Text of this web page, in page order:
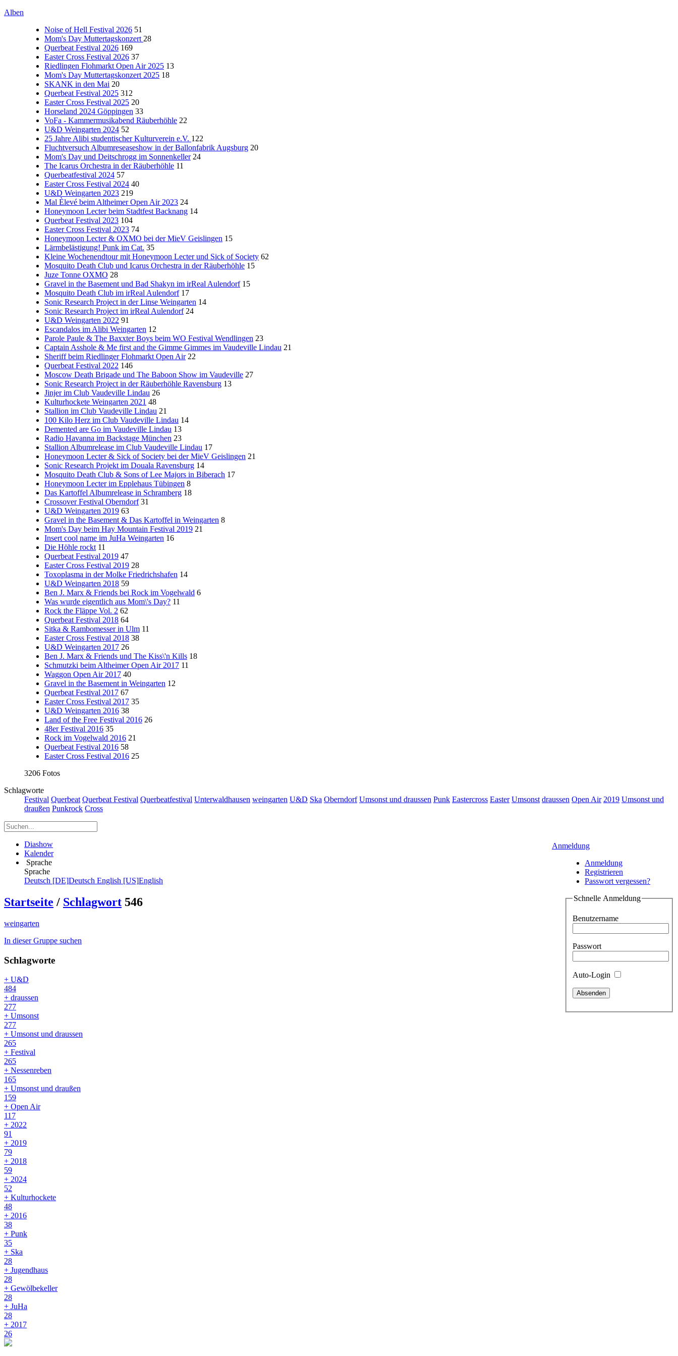
Alben
Noise of Hell Festival 2026 51
Mom's Day Muttertagskonzert 28
Querbeat Festival 2026 169
Easter Cross Festival 2026 37
Riedlingen Flohmarkt Open Air 2025 13
Mom's Day Muttertagskonzert 2025 18
SKANK in den Mai 20
Querbeat Festival 2025 312
Easter Cross Festival 2025 20
Horseland 2024 Göppingen 33
VoFa - Kammermusikabend Räuberhöhle 22
U&D Weingarten 2024 52
25 Jahre Alibi studentischer Kulturverein e.V. 122
Fluchtversuch Albumreseaseshow in der Ballonfabrik Augsburg 20
Mom's Day und Deitschrogg im Sonnenkeller 24
The Icarus Orchestra in der Räuberhöhle 11
Querbeatfestival 2024 57
Easter Cross Festival 2024 40
U&D Weingarten 2023 219
Mal Èlevé beim Altheimer Open Air 2023 24
Honeymoon Lecter beim Stadtfest Backnang 14
Querbeat Festival 2023 104
Easter Cross Festival 2023 74
Honeymoon Lecter & OXMO bei der MieV Geislingen 15
Lärmbelästigung! Punk im Cat. 35
Kleine Wochenendtour mit Honeymoon Lecter und Sick of Society 62
Mosquito Death Club und Icarus Orchestra in der Räuberhöhle 15
Juze Tonne OXMO 28
Gravel in the Basement und Bad Shakyn im irReal Aulendorf 15
Mosquito Death Club im irReal Aulendorf 17
Sonic Research Project in der Linse Weingarten 14
Sonic Research Project im irReal Aulendorf 24
U&D Weingarten 2022 91
Escandalos im Alibi Weingarten 12
Parole Paule & The Baxxter Boys beim WO Festival Wendlingen 23
Captain Asshole & Me first and the Gimme Gimmes im Vaudeville Lindau 21
Sheriff beim Riedlinger Flohmarkt Open Air 22
Querbeat Festival 2022 146
Moscow Death Brigade und The Baboon Show im Vaudeville 27
Sonic Research Project in der Räuberhöhle Ravensburg 13
Jinjer im Club Vaudeville Lindau 26
Kulturhockete Weingarten 2021 48
Stallion im Club Vaudeville Lindau 21
100 Kilo Herz im Club Vaudeville Lindau 14
Demented are Go im Vaudeville Lindau 13
Radio Havanna im Backstage München 23
Stallion Albumrelease im Club Vaudeville Lindau 17
Honeymoon Lecter & Sick of Society bei der MieV Geislingen 21
Sonic Research Projekt im Douala Ravensburg 14
Mosquito Death Club & Sons of Lee Majors in Biberach 17
Honeymoon Lecter im Epplehaus Tübingen 8
Das Kartoffel Albumrelease in Schramberg 18
Crossover Festival Oberndorf 31
U&D Weingarten 2019 63
Gravel in the Basement & Das Kartoffel in Weingarten 8
Mom's Day beim Hay Mountain Festival 2019 21
Insert cool name im JuHa Weingarten 16
Die Höhle rockt 11
Querbeat Festival 2019 47
Easter Cross Festival 2019 28
Toxoplasma in der Molke Friedrichshafen 14
U&D Weingarten 2018 59
Ben J. Marx & Friends bei Rock im Vogelwald 6
Was wurde eigentlich aus Mom\'s Day? 11
Rock the Fläppe Vol. 2 62
Querbeat Festival 2018 64
Sitka & Rambomesser in Ulm 11
Easter Cross Festival 2018 38
U&D Weingarten 2017 26
Ben J. Marx & Friends und The Kiss\'n Kills 18
Schmutzki beim Altheimer Open Air 2017 11
Waggon Open Air 2017 40
Gravel in the Basement in Weingarten 12
Querbeat Festival 2017 67
Easter Cross Festival 2017 35
U&D Weingarten 2016 38
Land of the Free Festival 2016 26
48er Festival 2016 35
Rock im Vogelwald 2016 21
Querbeat Festival 2016 58
Easter Cross Festival 2016 25
3206 Fotos
Schlagworte
Festival Querbeat Querbeat Festival Querbeatfestival Unterwaldhausen weingarten U&D Ska Oberndorf Umsonst und draussen Punk Eastercross Easter Umsonst draussen Open Air 2019 Umsonst und
draußen Punkrock Cross
Anmeldung
Anmeldung
Registrieren
Passwort vergessen?
Schnelle Anmeldung
Benutzername
Passwort
Auto-Login
Diashow
Kalender
Sprache
Sprache
Deutsch [DE]Deutsch English [US]English
Startseite / Schlagwort 546
weingarten
In dieser Gruppe suchen
Schlagworte
+ U&D
484
+ draussen
277
+ Umsonst
277
+ Umsonst und draussen
265
+ Festival
265
+ Nessenreben
165
+ Umsonst und draußen
159
+ Open Air
117
+ 2022
91
+ 2019
79
+ 2018
59
+ 2024
52
+ Kulturhockete
48
+ 2016
38
+ Punk
35
+ Ska
28
+ Jugendhaus
28
+ Gewölbekeller
28
+ JuHa
28
+ 2017
26